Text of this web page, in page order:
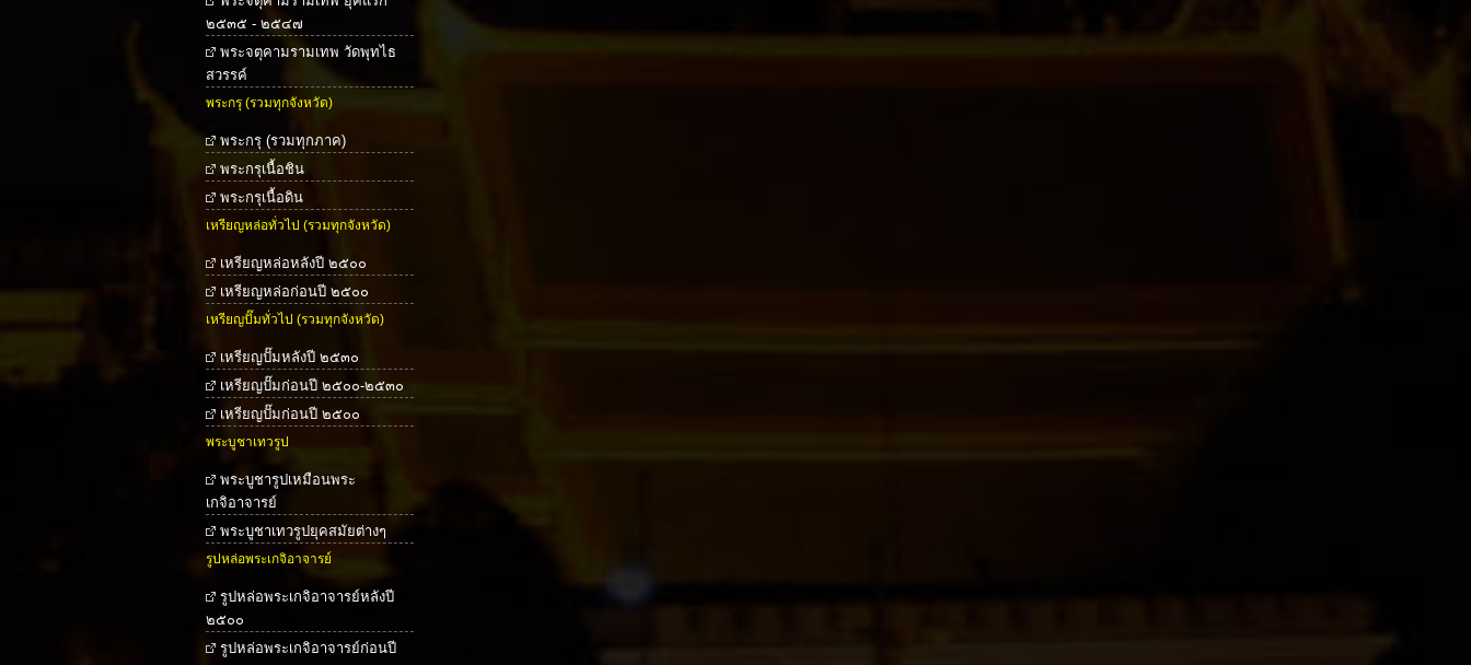
๒๕๓๕ - ๒๕๔๗
พระจตุคามรามเทพ วัดพุทไธ
สวรรค์
พระกรุ (รวมทุกจังหวัด)
พระกรุ (รวมทุกภาค)
พระกรุเนื้อชิน
พระกรุเนื้อดิน
เหรียญหล่อทั่วไป (รวมทุกจังหวัด)
เหรียญหล่อหลังปี ๒๕๐๐
เหรียญหล่อก่อนปี ๒๕๐๐
เหรียญปั๊มทั่วไป (รวมทุกจังหวัด)
เหรียญปั๊มหลังปี ๒๕๓๐
เหรียญปั๊มก่อนปี ๒๕๐๐-๒๕๓๐
เหรียญปั๊มก่อนปี ๒๕๐๐
พระบูชาเทวรูป
พระบูชารูปเหมือนพระ
เกจิอาจารย์
พระบูชาเทวรูปยุคสมัยต่างๆ
รูปหล่อพระเกจิอาจารย์
รูปหล่อพระเกจิอาจารย์หลังปี
๒๕๐๐
รูปหล่อพระเกจิอาจารย์ก่อนปี